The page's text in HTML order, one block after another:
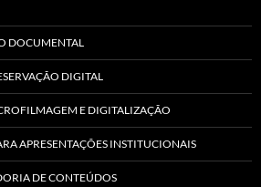
DOCUMENTAL
DIGITAL
E DIGITALIZAÇÃO
APRESENTAÇÕES INSTITUCIONAIS
DE CONTEÚDOS